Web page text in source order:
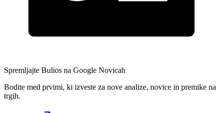
Spremljajte Bulios na Google Novicah
Bodite med prvimi, ki izveste za nove analize, novice in premike na
trgih.